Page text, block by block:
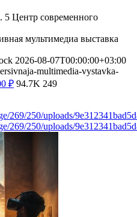
5 Центр современного
мультимедиа выставка
2026-08-07T00:00:00+03:00
multimedia-vystavka-
₽ 94.7K 249
269/250/uploads/
269/250/uploads/